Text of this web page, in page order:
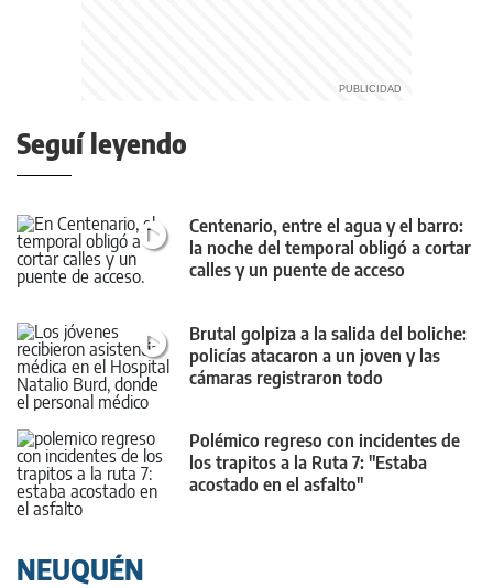
Seguí leyendo
Centenario, entre el agua y el barro:
la noche del temporal obligó a cortar
calles y un puente de acceso
Brutal golpiza a la salida del boliche:
policías atacaron a un joven y las
cámaras registraron todo
Polémico regreso con incidentes de
los trapitos a la Ruta 7: "Estaba
acostado en el asfalto"
NEUQUÉN